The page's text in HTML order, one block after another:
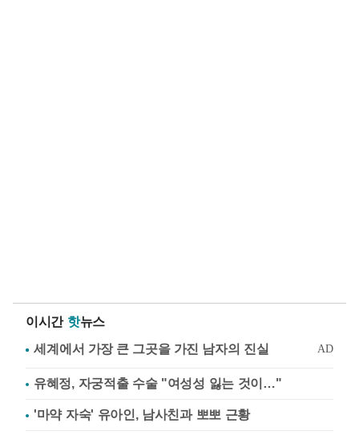
이시간 핫뉴스
유혜정, 자궁적출 수술 "여성성 잃는 것이…"
'마약 자숙' 유아인, 남사친과 뽀뽀 근황